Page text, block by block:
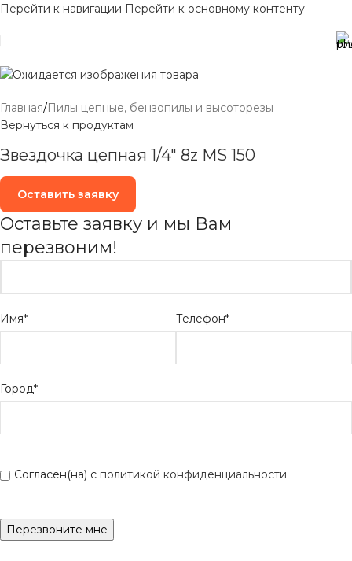
Перейти к навигации Перейти к основному контенту
Главная/Пилы цепные, бензопилы и высоторезы
Вернуться к продуктам
Звездочка цепная 1/4″ 8z MS 150
Оставить заявку
Оставьте заявку и мы Вам
перезвоним!
Имя* Телефон*
Город*
Согласен(на) с политикой конфиденциальности